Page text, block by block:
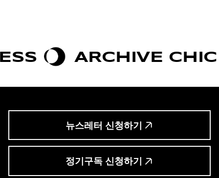
ARCHIVE CHIC
뉴스레터 신청하기
정기구독 신청하기